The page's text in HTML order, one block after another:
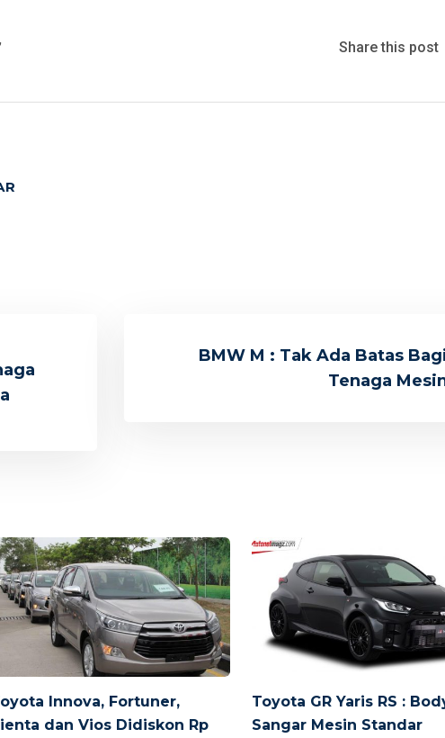
Share this post
BMW M : Tak Ada Batas
Tenaga
Innova, Fortuner,
dan Vios Didiskon Rp
Toyota GR Yaris RS :
Sangar Mesin Standar